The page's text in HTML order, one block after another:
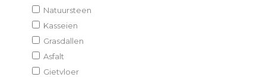
Natuursteen
Kasseien
Grasdallen
Asfalt
Gietvloer